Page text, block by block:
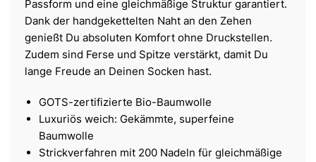
Passform und eine gleichmäßige Struktur garantiert.
Dank der handgekettelten Naht an den Zehen
genießt Du absoluten Komfort ohne Druckstellen.
Zudem sind Ferse und Spitze verstärkt, damit Du
lange Freude an Deinen Socken hast.
GOTS-zertifizierte Bio-Baumwolle
Luxuriös weich: Gekämmte, superfeine
Baumwolle
Strickverfahren mit 200 Nadeln für gleichmäßige